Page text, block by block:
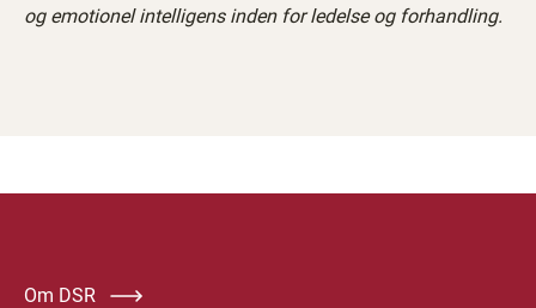
og emotionel intelligens inden for ledelse og forhandling.
Om DSR